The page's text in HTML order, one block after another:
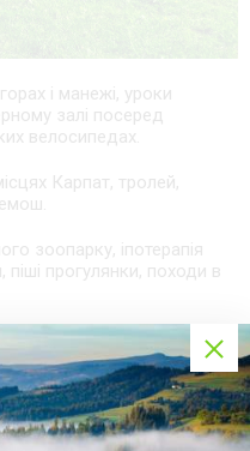
і манежі, уроки
залі посеред
велосипедах.
Карпат, тролей,
зоопарку, іпотерапія
піші прогулянки, походи в
фіто-бочка, сон на
вуликах, масажі і кавовий